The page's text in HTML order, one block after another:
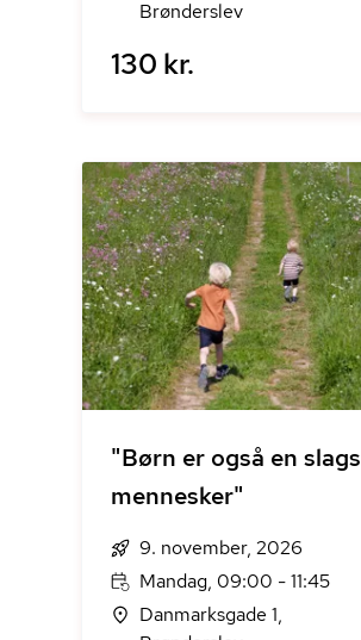
Brønderslev
130 kr.
"Børn er også en slags
mennesker"
9. november, 2026
Mandag, 09:00 - 11:45
Danmarksgade 1,